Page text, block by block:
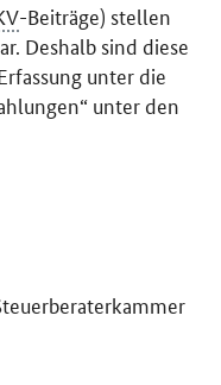
-Beiträge) stellen
Deshalb sind diese
unter die
unter den